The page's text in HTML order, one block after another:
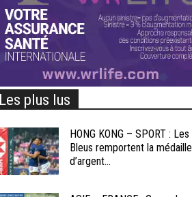
Les plus lus
HONG KONG – SPORT : Les
Bleus remportent la médaille
d’argent...